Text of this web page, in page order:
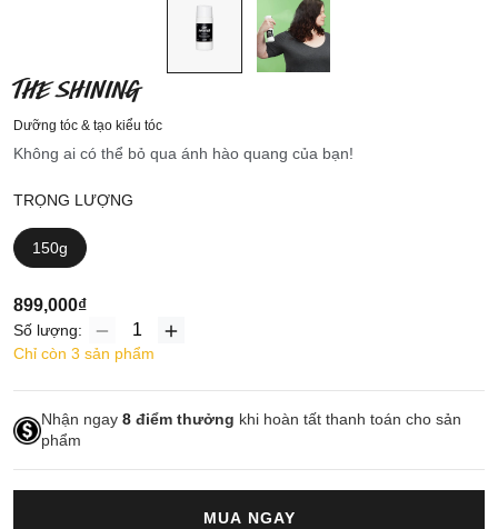
THE SHINING
Dưỡng tóc & tạo kiểu tóc
Không ai có thể bỏ qua ánh hào quang của bạn!
TRỌNG LƯỢNG
150g
899,000₫
Chỉ còn 3 sản phẩm
Số lượng:
Nhận ngay 8 điểm thưởng khi hoàn tất thanh toán cho sản
phẩm
MUA NGAY